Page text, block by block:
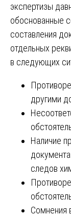
экспертизы
обоснованные
составления
отдельных
в следующих
другими
Наличие
следов
Сомнения